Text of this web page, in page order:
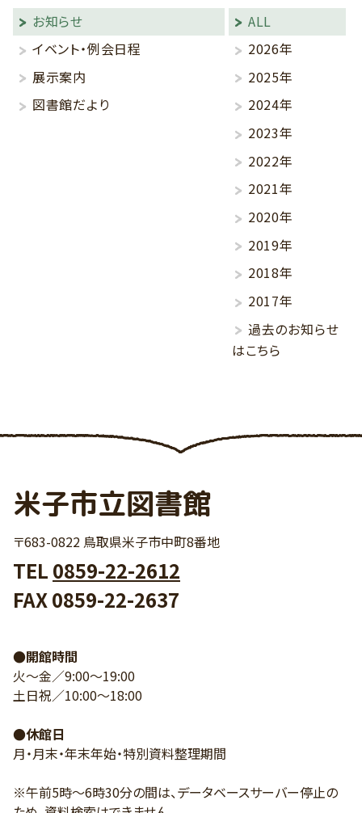
お知らせ
イベント・例会日程
展示案内
図書館だより
ALL
2026年
2025年
2024年
2023年
2022年
2021年
2020年
2019年
2018年
2017年
過去のお知らせ
はこちら
米子市立図書館
〒683-0822 鳥取県米子市中町8番地
TEL 0859-22-2612
FAX 0859-22-2637
●開館時間
火～金／9:00～19:00
土日祝／10:00～18:00
●休館日
月・月末・年末年始・特別資料整理期間
※午前5時～6時30分の間は、データベースサーバー停止の